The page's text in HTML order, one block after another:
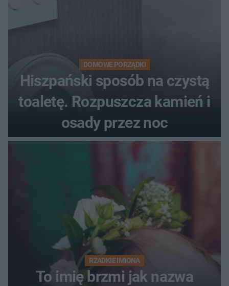
DOMOWE PORZĄDKI
Hiszpański sposób na czystą
toaletę. Rozpuszcza kamień i
osady przez noc
RZADKIE IMIONA
To imię brzmi jak nazwa